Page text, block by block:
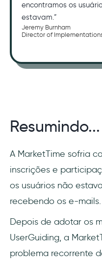
encontramos os
estavam.”
Jeremy Burnham
Director of
Resumindo...
A MarketTime sofria
inscrições e
os usuários não
recebendo os e-mails.
Depois de adotar os
UserGuiding, a
problema recorrente